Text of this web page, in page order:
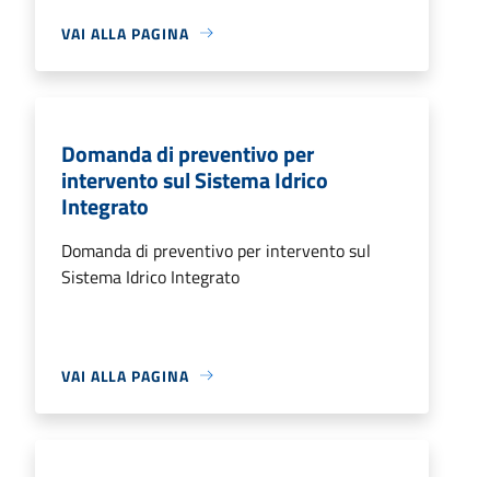
VAI ALLA PAGINA
Domanda di preventivo per
intervento sul Sistema Idrico
Integrato
Domanda di preventivo per intervento sul
Sistema Idrico Integrato
VAI ALLA PAGINA